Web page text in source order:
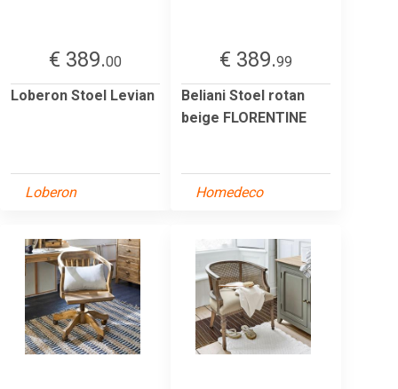
€ 389.00
Loberon Stoel Levian
Loberon
€ 389.99
Beliani Stoel rotan
beige FLORENTINE
Homedeco